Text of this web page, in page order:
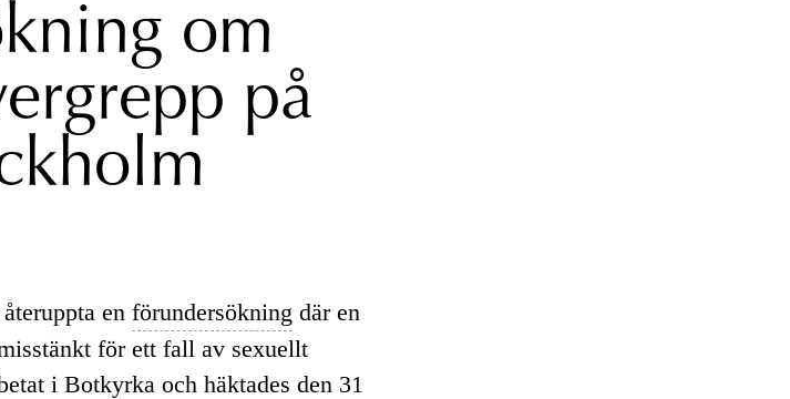
om
på
en förundersökning där en
för ett fall av sexuellt
i Botkyrka och häktades den 31